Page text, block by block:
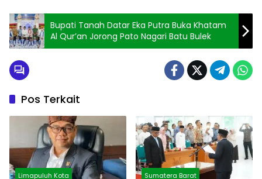
Bupati Tanah Datar Eka Putra Buka Khatam
Al Qur’an Jorong Pato Nagari Batu Bulek
Pos Terkait
Limapuluh Kota Sumatera Barat